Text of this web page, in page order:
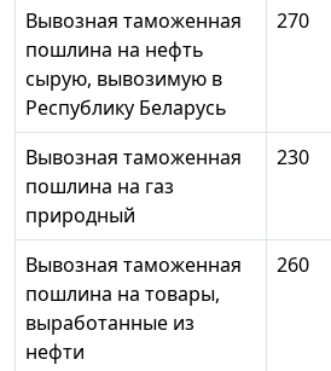
Вывозная таможенная
пошлина на нефть
сырую, вывозимую в
Республику Беларусь
270
Вывозная таможенная
пошлина на газ
природный
230
Вывозная таможенная
пошлина на товары,
выработанные из
нефти
260